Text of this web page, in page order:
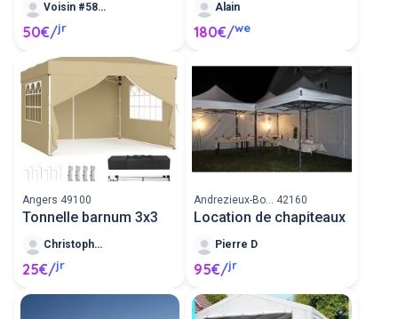
Voisin #588834
50€/jr
Alain
180€/we
Angers 49100
Tonnelle barnum 3x3
Christophe P
25€/jr
Andrezieux-Bo... 42160
Location de chapiteaux
Pierre D
95€/jr